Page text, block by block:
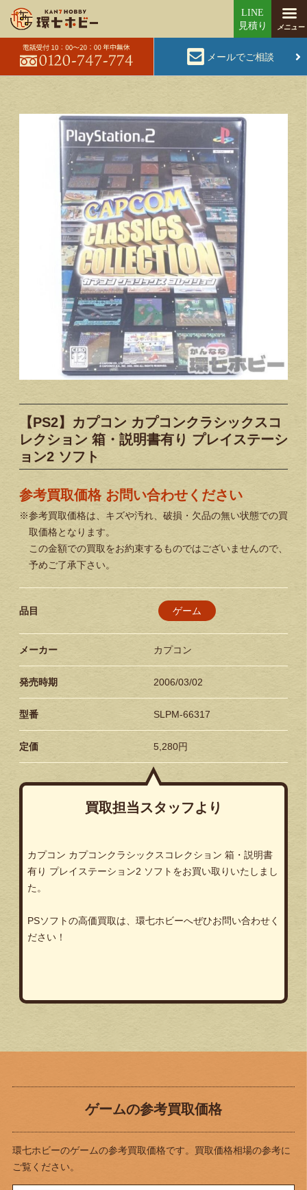
メールでご相談
【PS2】カプコン カプコンクラシックスコ
レクション 箱・説明書有り プレイステーシ
ョン2 ソフト
参考買取価格 お問い合わせください
※参考買取価格は、キズや汚れ、破損・欠品の無い状態での買
取価格となります。
この金額での買取をお約束するものではございませんので、
予めご了承下さい。
品目 ゲーム
メーカー カプコン
発売時期 2006/03/02
型番 SLPM-66317
定価 5,280円
買取担当スタッフより
カプコン カプコンクラシックスコレクション 箱・説明書
有り プレイステーション2 ソフトをお買い取りいたしまし
た。
PSソフトの高価買取は、環七ホビーへぜひお問い合わせく
ださい！
ゲームの参考買取価格
環七ホビーのゲームの参考買取価格です。買取価格相場の参考に
ご覧ください。